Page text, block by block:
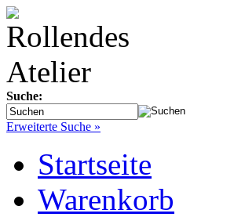
Suche:
Erweiterte Suche »
Startseite
Warenkorb